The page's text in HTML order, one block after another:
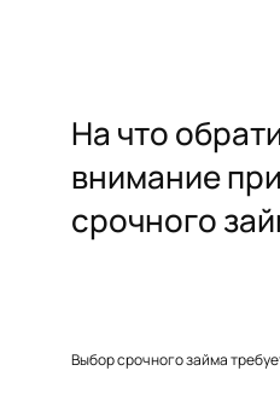
На что
внимание
срочного
Выбор срочного займа